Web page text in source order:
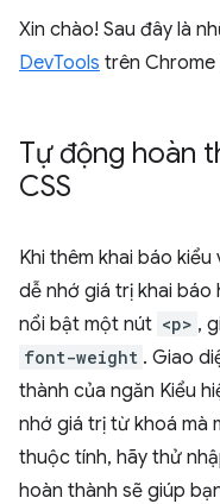
Xin chào! Sau đây là
DevTools trên Chrome
Tự động hoàn
CSS
Khi thêm khai báo
dễ nhớ giá trị khai báo
nổi bật một nút <p> ,
font-weight . Giao
thành của ngăn Kiểu
nhớ giá trị từ khoá mà
thuộc tính, hãy thử
hoàn thành sẽ giúp